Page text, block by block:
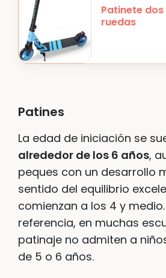
Patinete dos
ruedas
Patines
La edad de iniciación se
alrededor de los 6 años,
peques con un desarrollo
sentido del equilibrio
comienzan a los 4 y
referencia, en muchas
patinaje no admiten a
de 5 o 6 años.